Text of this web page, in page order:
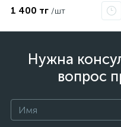
1 400 тг /шт
Нужна
вопрос